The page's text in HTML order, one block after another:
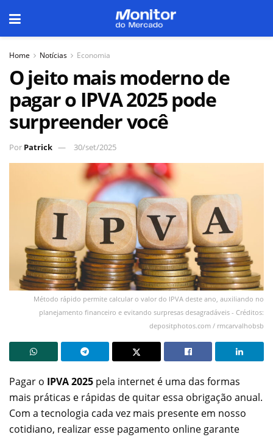
Home Notícias Economia
O jeito mais moderno de
pagar o IPVA 2025 pode
surpreender você
Por Patrick 30/set/2025
Método rápido permite calcular o valor do IPVA deste ano, auxiliando no
planejamento financeiro e evitando surpresas desagradáveis - Créditos:
depositphotos.com / rmcarvalhobsb
Pagar o IPVA 2025 pela internet é uma das formas
mais práticas e rápidas de quitar essa obrigação anual.
Com a tecnologia cada vez mais presente em nosso
cotidiano, realizar esse pagamento online garante